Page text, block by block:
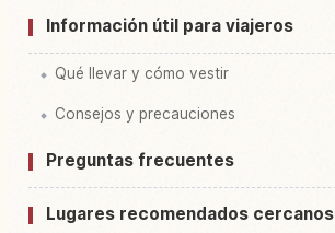
Información útil para viajeros
Qué llevar y cómo vestir
Consejos y precauciones
Preguntas frecuentes
Lugares recomendados cercanos